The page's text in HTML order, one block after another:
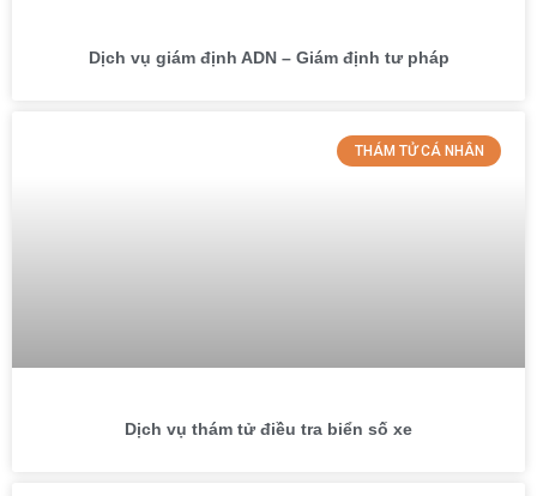
Dịch vụ giám định ADN – Giám định tư pháp
THÁM TỬ CÁ NHÂN
Dịch vụ thám tử điều tra biển số xe